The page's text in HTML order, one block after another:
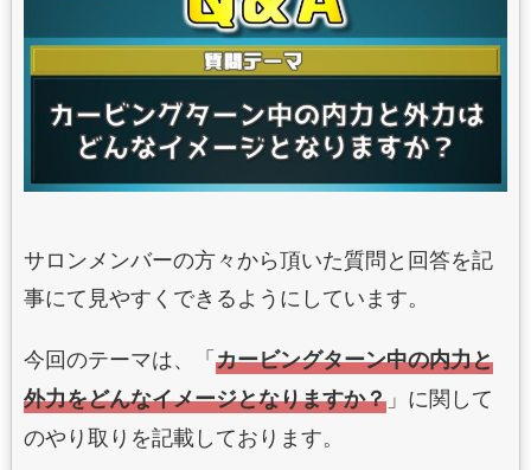
サロンメンバーの方々から頂いた質問と回答を記
事にて見やすくできるようにしています。
今回のテーマは、「カービングターン中の内力と
外力をどんなイメージとなりますか？」に関して
のやり取りを記載しております。